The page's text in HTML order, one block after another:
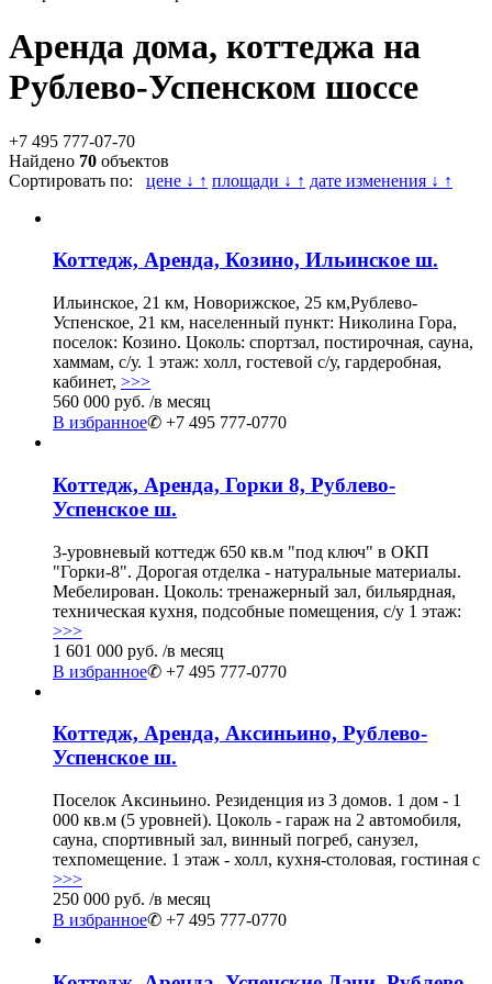
Аренда дома, коттеджа на
Рублево-Успенском шоссе
+7 495 777-07-70
Найдено 70 объектов
Сортировать по: цене ↓ ↑ площади ↓ ↑ дате изменения ↓ ↑
Коттедж, Аренда, Козино, Ильинское ш.
Ильинское, 21 км, Новорижское, 25 км,Рублево-
Успенское, 21 км, населенный пункт: Николина Гора,
поселок: Козино. Цоколь: спортзал, постирочная, сауна,
хаммам, с/у. 1 этаж: холл, гостевой с/у, гардеробная,
кабинет, >>>
560 000 руб. /в месяц
В избранное✆ +7 495 777-0770
Коттедж, Аренда, Горки 8, Рублево-
Успенское ш.
3-уровневый коттедж 650 кв.м "под ключ" в ОКП
"Горки-8". Дорогая отделка - натуральные материалы.
Мебелирован. Цоколь: тренажерный зал, бильярдная,
техническая кухня, подсобные помещения, с/у 1 этаж:
>>>
1 601 000 руб. /в месяц
В избранное✆ +7 495 777-0770
Коттедж, Аренда, Аксиньино, Рублево-
Успенское ш.
Поселок Аксиньино. Резиденция из 3 домов. 1 дом - 1
000 кв.м (5 уровней). Цоколь - гараж на 2 автомобиля,
сауна, спортивный зал, винный погреб, санузел,
техпомещение. 1 этаж - холл, кухня-столовая, гостиная с
>>>
250 000 руб. /в месяц
В избранное✆ +7 495 777-0770